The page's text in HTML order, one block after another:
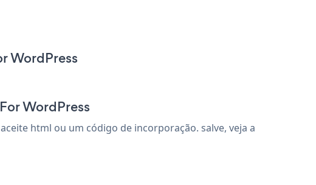
WordPress
WordPress
html ou um código de incorporação. salve, veja a